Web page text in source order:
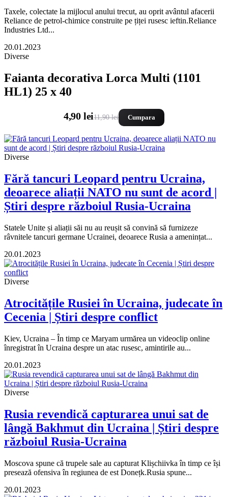
Taxele, colectate la mijlocul anului trecut, au oprit avântul afacerii
Reliance de petrol-chimice construite pe țiței rusesc ieftin.Reliance
Industries Ltd...
20.01.2023
Diverse
Faianta decorativa Lorca Multi (1101
HL1) 25 x 40
4,90 lei11,90 lei Cumpara
Diverse
Fără tancuri Leopard pentru Ucraina,
deoarece aliații NATO nu sunt de acord |
Știri despre războiul Rusia-Ucraina
Statele Unite și aliații săi nu au reușit să convină să furnizeze
râvnitele tancuri germane Ucrainei, deoarece Rusia a amenințat...
20.01.2023
Diverse
Atrocitățile Rusiei în Ucraina, judecate în
Cecenia | Știri despre conflict
Kiev, Ucraina – În timp ce Maryam urmărea un videoclip online
înregistrat în Ucraina despre un atac rusesc, amintirile au...
20.01.2023
Diverse
Rusia revendică capturarea unui sat de
lângă Bakhmut din Ucraina | Știri despre
războiul Rusia-Ucraina
Moscova spune că trupele sale au capturat Klișchiivka în timp ce își
presează ofensiva în regiunea de est Donețk.Rusia spune...
20.01.2023